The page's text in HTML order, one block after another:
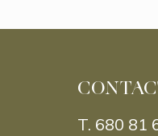
T. 680 81